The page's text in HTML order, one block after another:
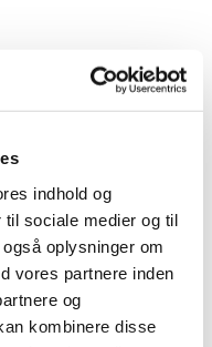
indhold og
sociale medier og til
oplysninger om
vores partnere inden
og
kombinere disse